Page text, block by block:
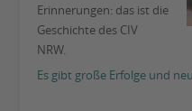
Erinnerungen: das ist die
Geschichte des CIV
NRW.
Es gibt große Erfolge und